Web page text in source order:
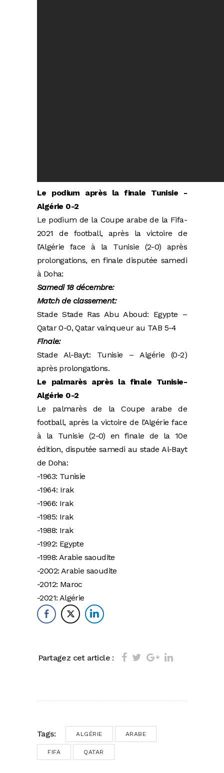
Le podium après la finale Tunisie -
Algérie 0-2
Le podium de la Coupe arabe de la Fifa-
2021 de football, après la victoire de
l’Algérie face à la Tunisie (2-0) après
prolongations, en finale disputée samedi
à Doha:
Samedi 18 décembre:
Match de classement:
Stade Stade Ras Abu Aboud: Egypte –
Qatar 0-0, Qatar vainqueur au TAB 5-4
Finale:
Stade Al-Bayt: Tunisie – Algérie (0-2)
après prolongations.
Le palmarès après la finale Tunisie-
Algérie 0-2
Le palmarès de la Coupe arabe de
football, après la victoire de l’Algérie face
à la Tunisie (2-0) en finale de la 10e
édition, disputée samedi au stade Al-Bayt
de Doha:
-1963: Tunisie
-1964: Irak
-1966: Irak
-1985: Irak
-1988: Irak
-1992: Egypte
-1998: Arabie saoudite
-2002: Arabie saoudite
-2012: Maroc
-2021: Algérie
Partagez cet article :
Tags: ALGÉRIE ARABE
FIFA QATAR